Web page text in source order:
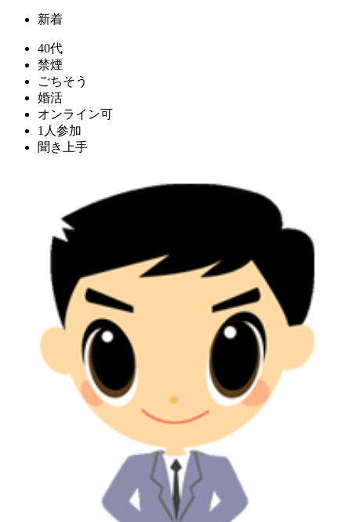
新着
40代
禁煙
ごちそう
婚活
オンライン可
1人参加
聞き上手